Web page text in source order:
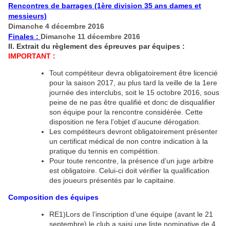
Rencontres de barrages (1ère division 35 ans dames et
messieurs)
Dimanche 4 décembre 2016
Finales : Dimanche 11 décembre 2016
II. Extrait du règlement des épreuves par équipes :
IMPORTANT :
Tout compétiteur devra obligatoirement être licencié
pour la saison 2017, au plus tard la veille de la 1ere
journée des interclubs, soit le 15 octobre 2016, sous
peine de ne pas être qualifié et donc de disqualifier
son équipe pour la rencontre considérée. Cette
disposition ne fera l’objet d’aucune dérogation.
Les compétiteurs devront obligatoirement présenter
un certificat médical de non contre indication à la
pratique du tennis en compétition.
Pour toute rencontre, la présence d’un juge arbitre
est obligatoire. Celui-ci doit vérifier la qualification
des joueurs présentés par le capitaine.
Composition des équipes
RE1)Lors de l’inscription d’une équipe (avant le 21
septembre) le club a saisi une liste nominative de 4